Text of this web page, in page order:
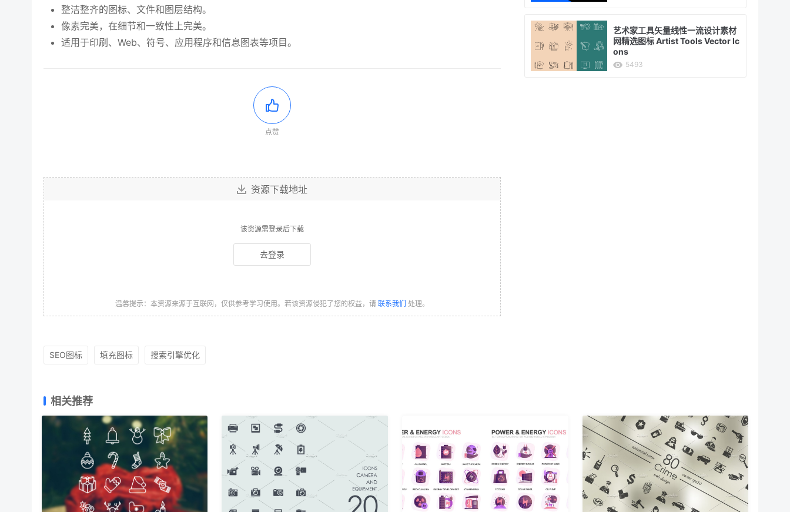
整洁整齐的图标、文件和图层结构。
像素完美，在细节和一致性上完美。
适用于印刷、Web、符号、应用程序和信息图表等项目。
点赞
资源下载地址
该资源需登录后下载
去登录
温馨提示：本资源来源于互联网，仅供参考学习使用。若该资源侵犯了您的权益，请 联系我们 处理。
艺术家工具矢量线性一流设计素材
网精选图标 Artist Tools Vector Ic
ons
5493
SEO图标 填充图标 搜索引擎优化
相关推荐